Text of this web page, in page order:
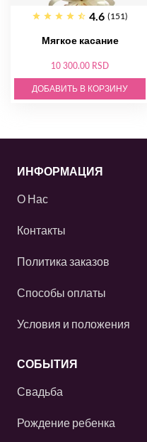
4.6 (151)
Мягкое касание
10 300.00 RSD
ДОБАВИТЬ В КОРЗИНУ
ИНФОРМАЦИЯ
О Нас
Контакты
Политика заказов
Способы оплаты
Условия и положения
СОБЫТИЯ
Свадьба
Рождение ребенка